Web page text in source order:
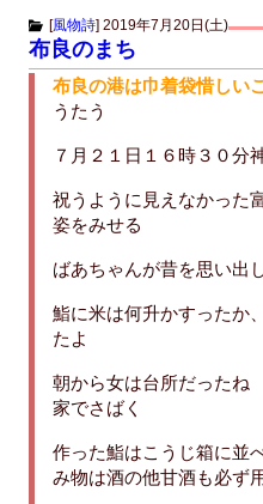
c
e
b
o
o
k
tt
er
ail
[風物詩] 2019年7月20日(土)
布良のまち
布良の港は巾着袋惜し
うたう
７月２１日１６時３０分
祝うように見えなかった
姿をみせる
ばあちゃんが昔を思い出
鮨に米は何升かすったか
たよ
朝から女は台所だった
家でさばく
作った鮨はこうじ箱に
み物は酒の他甘酒も必ず